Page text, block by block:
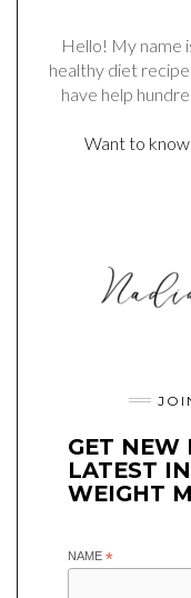
Hello! My name
healthy diet
have help
Want to
GET NEW
LATEST
WEIGHT
NAME *